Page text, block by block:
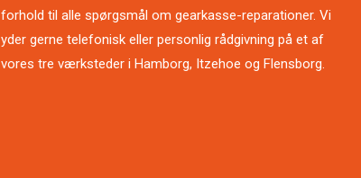
forhold til alle spørgsmål om gearkasse-reparationer. Vi
yder gerne telefonisk eller personlig rådgivning på et af ​​
vores tre værksteder i Hamborg, Itzehoe og Flensborg.